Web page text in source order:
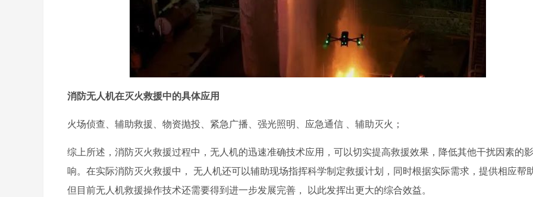
消防无人机在灭火救援中的具体应用
火场侦查、辅助救援、物资抛投、紧急广播、强光照明、应急通信 、辅助灭火；
综上所述，消防灭火救援过程中，无人机的迅速准确技术应用，可以切实提高救援效果，降低其他干扰因素的影
响。在实际消防灭火救援中， 无人机还可以辅助现场指挥科学制定救援计划，同时根据实际需求，提供相应帮助
但目前无人机救援操作技术还需要得到进一步发展完善， 以此发挥出更大的综合效益。